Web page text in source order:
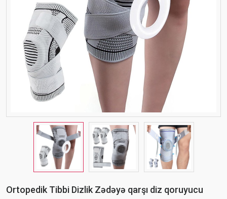
Ortopedik Tibbi Dizlik Zədəyə qarşı diz qoruyucu